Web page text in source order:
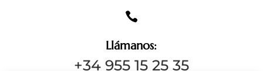

Llámanos:
+34 955 15 25 35